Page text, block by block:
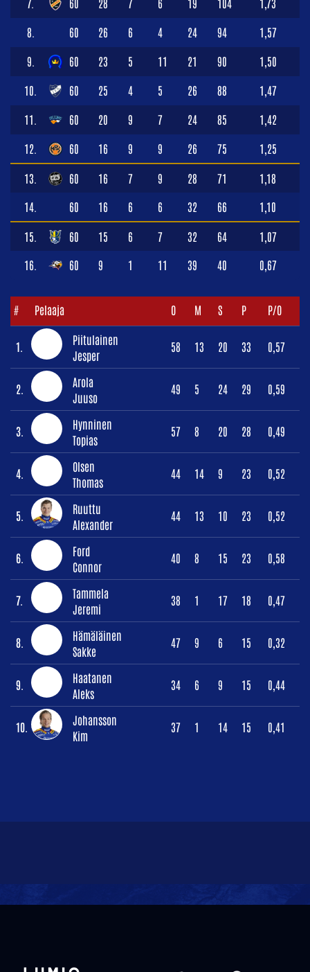
8. 60 26 6 4 24 94 1,57
9. 60 23 5 11 21 90 1,50
10. 60 25 4 5 26 88 1,47
11. 60 20 9 7 24 85 1,42
12. 60 16 9 9 26 75 1,25
13. 60 16 7 9 28 71 1,18
14. 60 16 6 6 32 66 1,10
15. 60 15 6 7 32 64 1,07
16. 60 9 1 11 39 40 0,67
# Pelaaja O M S P P/O
1.
Piitulainen
Jesper
58 13 20 33 0,57
2.
Arola
Juuso
49 5 24 29 0,59
3.
Hynninen
Topias
57 8 20 28 0,49
4.
Olsen
Thomas
44 14 9 23 0,52
5.
Ruuttu
Alexander
44 13 10 23 0,52
6.
Ford
Connor
40 8 15 23 0,58
7.
Tammela
Jeremi
38 1 17 18 0,47
8.
Hämäläinen
Sakke
47 9 6 15 0,32
9.
Haatanen
Aleks
34 6 9 15 0,44
10.
Johansson
Kim
37 1 14 15 0,41